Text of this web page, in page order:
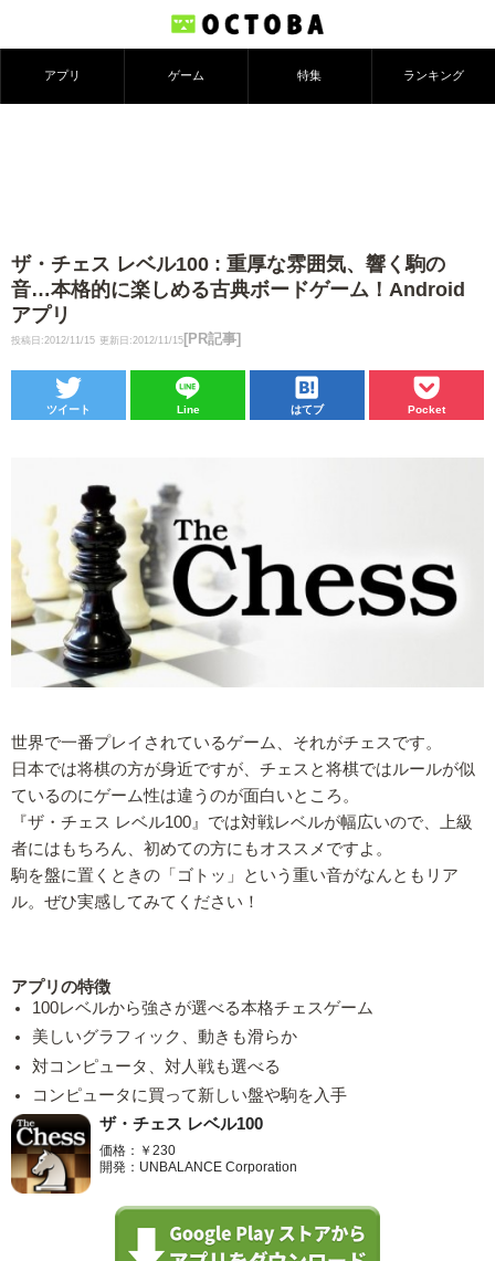
アプリ ゲーム 特集 ランキング
ザ・チェス レベル100 : 重厚な雰囲気、響く駒の
音…本格的に楽しめる古典ボードゲーム！Android
アプリ
投稿日:2012/11/15 更新日:2012/11/15 [PR記事]
ツイート Line はてブ Pocket
世界で一番プレイされているゲーム、それがチェスです。
日本では将棋の方が身近ですが、チェスと将棋ではルールが似
ているのにゲーム性は違うのが面白いところ。
『ザ・チェス レベル100』では対戦レベルが幅広いので、上級
者にはもちろん、初めての方にもオススメですよ。
駒を盤に置くときの「ゴトッ」という重い音がなんともリア
ル。ぜひ実感してみてください！
アプリの特徴
100レベルから強さが選べる本格チェスゲーム
美しいグラフィック、動きも滑らか
対コンピュータ、対人戦も選べる
コンピュータに買って新しい盤や駒を入手
ザ・チェス レベル100
価格：￥230
開発：UNBALANCE Corporation